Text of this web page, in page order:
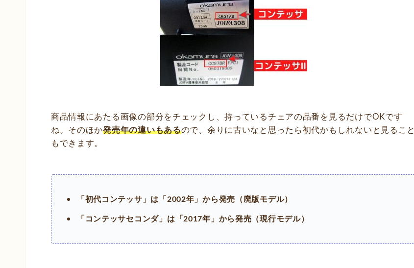
商品情報にあたる画像の部分をチェックし、持っているチェアの品番を見るだけでOKです
ね。そのほか発売年の違いもあるので、余りに古いなと思ったら初代かもしれないと見ること
もできます。
「初代コンテッサ」は「2002年」から発売（廃版モデル）
「コンテッサセコンダ」は「2017年」から発売（現行モデル）